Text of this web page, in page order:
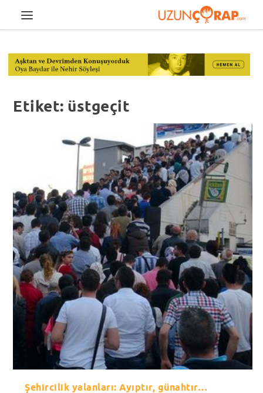
Etiket: üstgeçit
Şehircilik yalanları: Ayıptır, günahtır…